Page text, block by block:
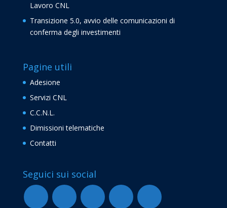
Lavoro CNL
Transizione 5.0, avvio delle comunicazioni di
conferma degli investimenti
Pagine utili
Adesione
Servizi CNL
C.C.N.L.
Dimissioni telematiche
Contatti
Seguici sui social